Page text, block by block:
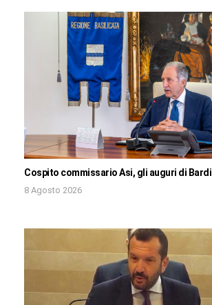
Cospito commissario Asi, gli auguri di Bardi
8 Agosto 2026